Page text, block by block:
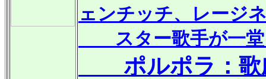
ェンチッチ、レージ
スター歌手が一堂
ポルポラ：歌